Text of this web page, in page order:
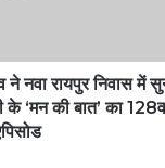
ने नवा रायपुर निवास में
के ‘मन की बात’ का